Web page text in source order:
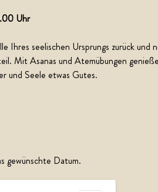
Uhr
Ihres seelischen Ursprungs zurück und
Mit Asanas und Atemübungen
und Seele etwas Gutes.
gewünschte Datum.